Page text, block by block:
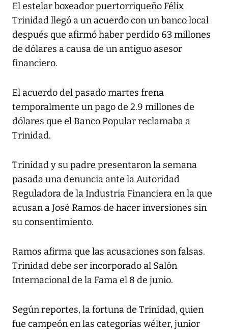
El estelar boxeador puertorriqueño Félix
Trinidad llegó a un acuerdo con un banco local
después que afirmó haber perdido 63 millones
de dólares a causa de un antiguo asesor
financiero.
El acuerdo del pasado martes frena
temporalmente un pago de 2.9 millones de
dólares que el Banco Popular reclamaba a
Trinidad.
Trinidad y su padre presentaron la semana
pasada una denuncia ante la Autoridad
Reguladora de la Industria Financiera en la que
acusan a José Ramos de hacer inversiones sin
su consentimiento.
Ramos afirma que las acusaciones son falsas.
Trinidad debe ser incorporado al Salón
Internacional de la Fama el 8 de junio.
Según reportes, la fortuna de Trinidad, quien
fue campeón en las categorías wélter, junior